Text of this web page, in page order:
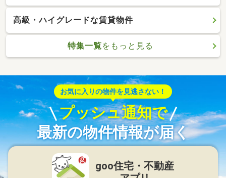
高級・ハイグレードな賃貸物件
特集一覧をもっと見る
お気に入りの物件を見逃さない！
プッシュ通知で
最新の物件情報が届く
goo住宅・不動産